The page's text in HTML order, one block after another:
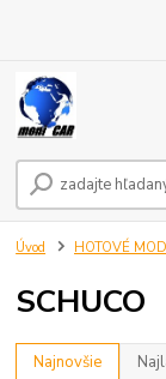
Úvod HOTOVÉ
SCHUCO
Najnovšie